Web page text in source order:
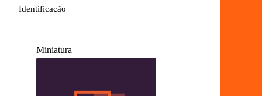
Identificação
Miniatura